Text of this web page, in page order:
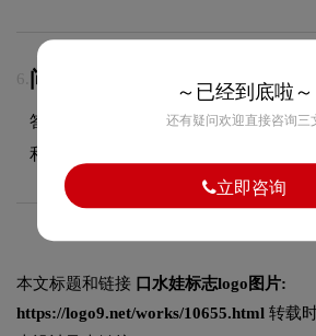
6. 问：LOGO设计交付哪些文件
答：交付文件包含JPG、PDF、AI、
和展示文件，满足您在不同场景的使用
本文标题和链接 口水娃标志logo图片:
https://logo9.net/works/10655.html 转载
～已经到底啦～
还有疑问欢迎直接咨询三
立即咨询